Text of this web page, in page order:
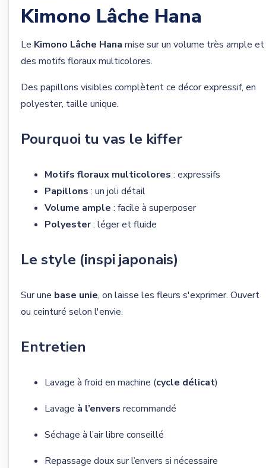
Kimono Lâche Hana
Le Kimono Lâche Hana mise sur un volume très ample et
des motifs floraux multicolores.
Des papillons visibles complètent ce décor expressif, en
polyester, taille unique.
Pourquoi tu vas le kiffer
Motifs floraux multicolores : expressifs
Papillons : un joli détail
Volume ample : facile à superposer
Polyester: léger et fluide
Le style (inspi japonais)
Sur une base unie, on laisse les fleurs s'exprimer. Ouvert
ou ceinturé selon l'envie.
Entretien
Lavage à froid en machine (cycle délicat)
Lavage à l’envers recommandé
Séchage à l’air libre conseillé
Repassage doux sur l’envers si nécessaire